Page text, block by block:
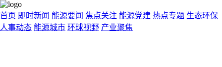
首页 即时新闻 能源要闻 焦点关注 能源党建 热点专题 生态环保
人事动态 能源城市 环球视野 产业聚焦